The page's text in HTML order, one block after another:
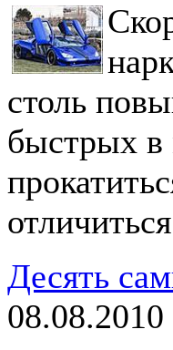
столь
быстрых в
Десять
08.08.2010